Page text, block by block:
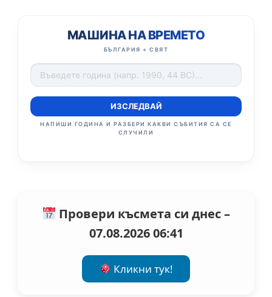
МАШИНА НА ВРЕМЕТО
БЪЛГАРИЯ + СВЯТ
ИЗСЛЕДВАЙ
НАПИШИ ГОДИНА И РАЗБЕРИ КАКВИ СЪБИТИЯ СА СЕ
СЛУЧИЛИ
Провери късмета си днес –
07.08.2026 06:41
Кликни тук!